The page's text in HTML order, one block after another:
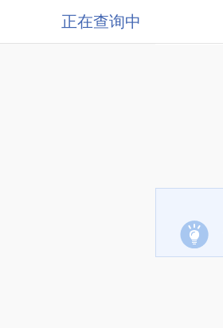
正在查询中